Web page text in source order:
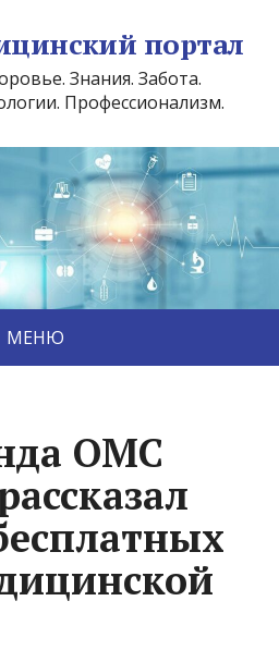
портал
Знания. Забота.
Профессионализм.
МЕНЮ
ОМС